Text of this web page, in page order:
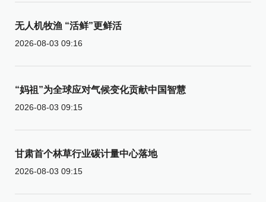
无人机牧渔 “活鲜”更鲜活
2026-08-03 09:16
“妈祖”为全球应对气候变化贡献中国智慧
2026-08-03 09:15
甘肃首个林草行业碳计量中心落地
2026-08-03 09:15